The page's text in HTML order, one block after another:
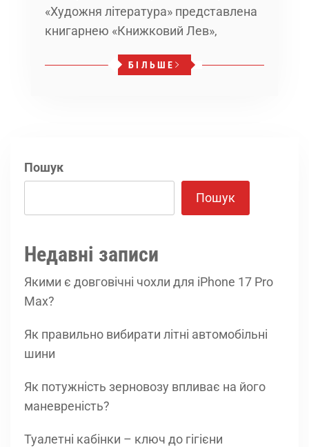
«Художня література» представлена
книгарнею «Книжковий Лев»,
БІЛЬШЕ
Пошук
Пошук
Недавні записи
Якими є довговічні чохли для iPhone 17 Pro
Max?
Як правильно вибирати літні автомобільні
шини
Як потужність зерновозу впливає на його
маневреність?
Туалетні кабінки – ключ до гігієни